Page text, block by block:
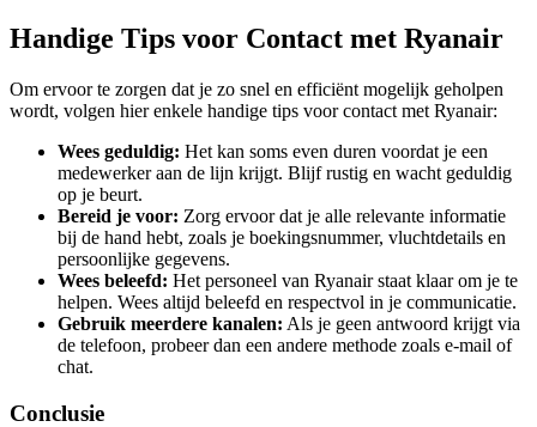
Handige Tips voor Contact met Ryanair
Om ervoor te zorgen dat je zo snel en efficiënt mogelijk geholpen
wordt, volgen hier enkele handige tips voor contact met Ryanair:
Wees geduldig: Het kan soms even duren voordat je een
medewerker aan de lijn krijgt. Blijf rustig en wacht geduldig
op je beurt.
Bereid je voor: Zorg ervoor dat je alle relevante informatie
bij de hand hebt, zoals je boekingsnummer, vluchtdetails en
persoonlijke gegevens.
Wees beleefd: Het personeel van Ryanair staat klaar om je te
helpen. Wees altijd beleefd en respectvol in je communicatie.
Gebruik meerdere kanalen: Als je geen antwoord krijgt via
de telefoon, probeer dan een andere methode zoals e-mail of
chat.
Conclusie